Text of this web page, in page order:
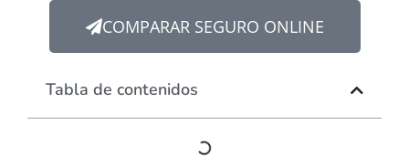
COMPARAR SEGURO ONLINE
Tabla de contenidos